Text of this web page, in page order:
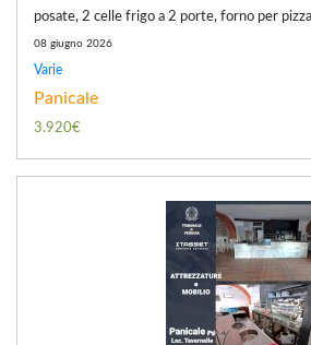
posate, 2 celle frigo a 2 porte, forno per
08 giugno 2026
Varie
Panicale
3.920€